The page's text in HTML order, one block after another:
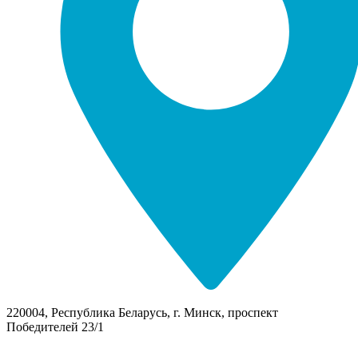
220004, Республика Беларусь, г. Минск, проспект
Победителей 23/1